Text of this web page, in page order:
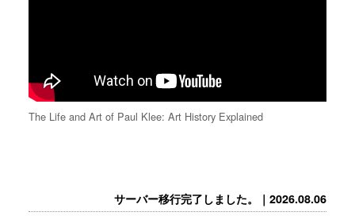
The Life and Art of Paul Klee: Art History Explained
サーバー移行完了しました。｜2026.08.06